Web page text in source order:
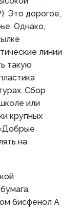
Это дорогое,
Однако,
линии
такую
Сбор
или
крупных
на
бисфенол А